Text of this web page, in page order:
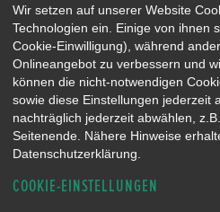
HONDA ZR-V E:HEV
Wir setzen auf unserer Website
Technologien ein. Einige von ihnen
Cookie-Einwilligung), während
Onlineangebot zu verbessern und
können die nicht-notwendigen
sowie diese Einstellungen jederzeit
nachträglich jederzeit abwählen,
Seitenende. Nähere Hinweise
Datenschutzerklärung.
COOKIE-EINSTELLUNGEN